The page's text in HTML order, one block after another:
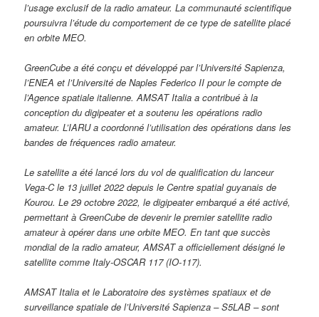
l’usage exclusif de la radio amateur. La communauté scientifique
poursuivra l’étude du comportement de ce type de satellite placé
en orbite MEO.
GreenCube a été conçu et développé par l’Université Sapienza,
l’ENEA et l’Université de Naples Federico II pour le compte de
l’Agence spatiale italienne. AMSAT Italia a contribué à la
conception du digipeater et a soutenu les opérations radio
amateur. L’IARU a coordonné l’utilisation des opérations dans les
bandes de fréquences radio amateur.
Le satellite a été lancé lors du vol de qualification du lanceur
Vega-C le 13 juillet 2022 depuis le Centre spatial guyanais de
Kourou. Le 29 octobre 2022, le digipeater embarqué a été activé,
permettant à GreenCube de devenir le premier satellite radio
amateur à opérer dans une orbite MEO. En tant que succès
mondial de la radio amateur, AMSAT a officiellement désigné le
satellite comme Italy-OSCAR 117 (IO-117).
AMSAT Italia et le Laboratoire des systèmes spatiaux et de
surveillance spatiale de l’Université Sapienza – S5LAB – sont